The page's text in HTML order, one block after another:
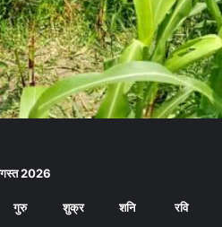
2026
गुरु शुक्र शनि रवि